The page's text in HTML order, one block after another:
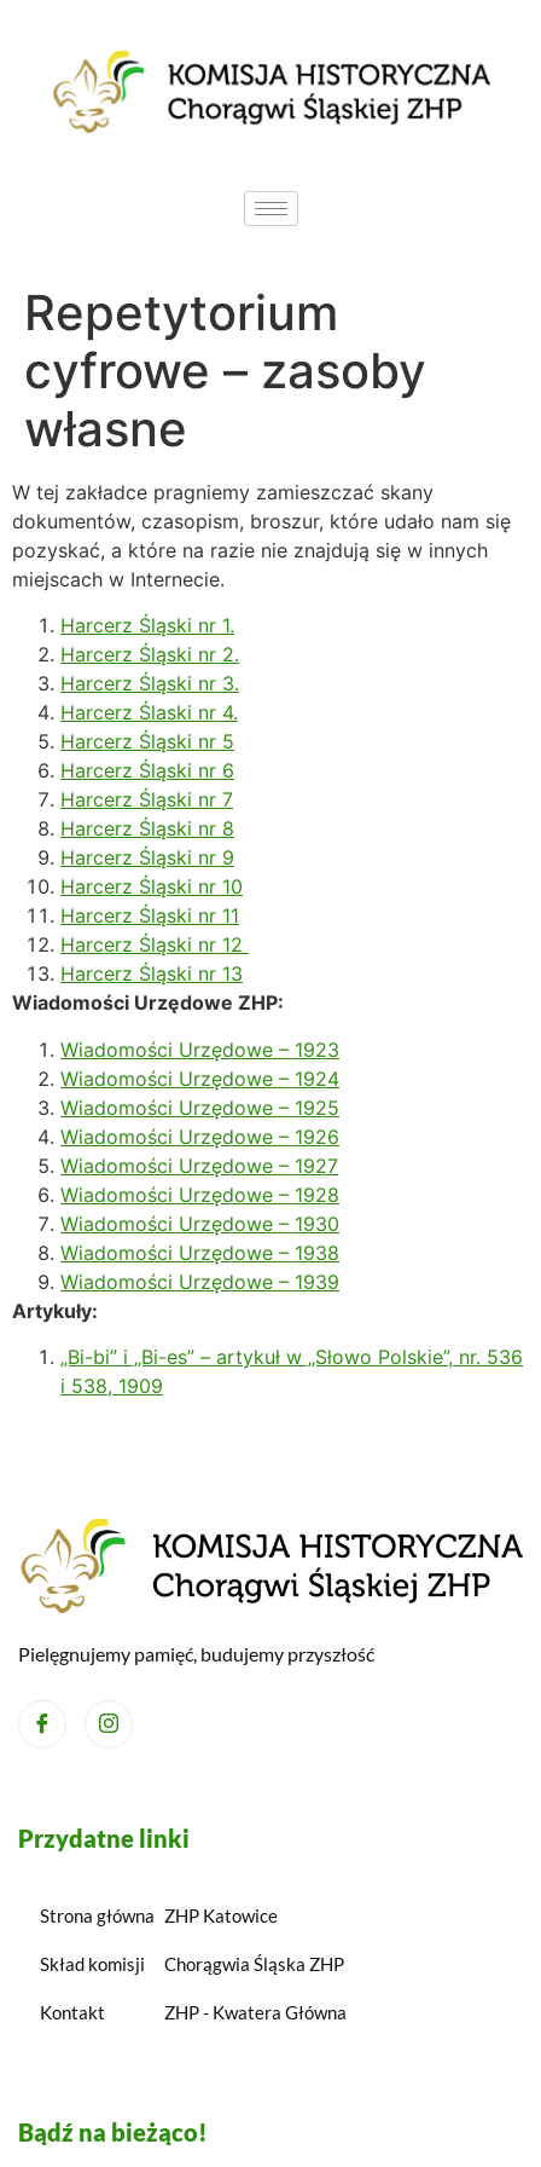
Repetytorium
cyfrowe – zasoby
własne
W tej zakładce pragniemy zamieszczać skany
dokumentów, czasopism, broszur, które udało nam się
pozyskać, a które na razie nie znajdują się w innych
miejscach w Internecie.
Harcerz Śląski nr 1.
Harcerz Śląski nr 2.
Harcerz Śląski nr 3.
Harcerz Ślaski nr 4.
Harcerz Śląski nr 5
Harcerz Śląski nr 6
Harcerz Śląski nr 7
Harcerz Śląski nr 8
Harcerz Śląski nr 9
Harcerz Śląski nr 10
Harcerz Śląski nr 11
Harcerz Śląski nr 12
Harcerz Śląski nr 13
Wiadomości Urzędowe ZHP:
Wiadomości Urzędowe – 1923
Wiadomości Urzędowe – 1924
Wiadomości Urzędowe – 1925
Wiadomości Urzędowe – 1926
Wiadomości Urzędowe – 1927
Wiadomości Urzędowe – 1928
Wiadomości Urzędowe – 1930
Wiadomości Urzędowe – 1938
Wiadomości Urzędowe – 1939
Artykuły:
„Bi-bi” i „Bi-es” – artykuł w „Słowo Polskie”, nr. 536
i 538, 1909
Pielęgnujemy pamięć, budujemy przyszłość
Przydatne linki
Strona główna
Skład komisji
Kontakt
ZHP Katowice
Chorągwia Śląska ZHP
ZHP - Kwatera Główna
Bądź na bieżąco!